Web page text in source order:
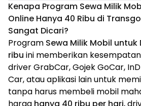
Kenapa Program Sewa Milik
Online Hanya 40 Ribu di
Sangat Dicari?
Program Sewa Milik Mobil untuk
ribu ini memberikan
driver GrabCar, Gojek GoCar,
Car, atau aplikasi lain untuk
tanpa harus membeli mobil